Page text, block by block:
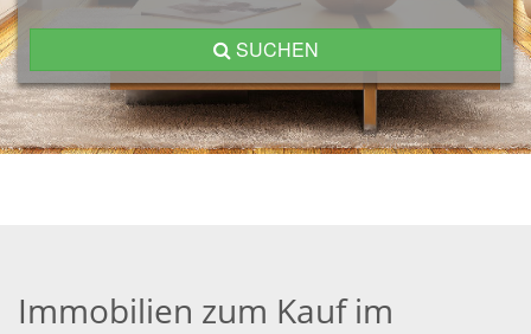
SUCHEN
Immobilien zum Kauf im